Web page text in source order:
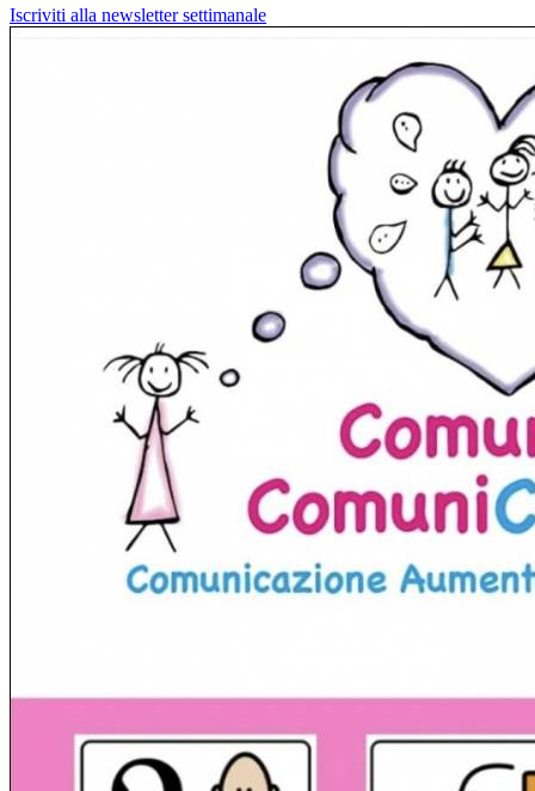
Iscriviti alla newsletter settimanale